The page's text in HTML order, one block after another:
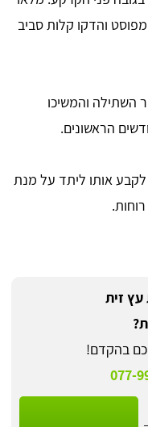
והדקו קלות סביב
השתילה והמשיכו
הראשונים.
אותו ליתד על מנת
עץ זית
בהקדם!
077-